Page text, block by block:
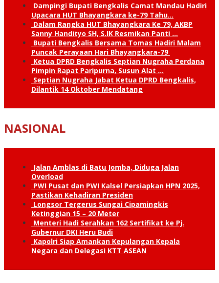
Dampingi Bupati Bengkalis Camat Mandau Hadiri
Upacara HUT Bhayangkara ke-79 Tahu…
Dalam Rangka HUT Bhayangkara Ke 79, AKBP
Sanny Handityo SH, S.IK Resmikan Panti …
Bupati Bengkalis Bersama Tomas Hadiri Malam
Puncak Perayaan Hari Bhayangkara-79
Ketua DPRD Bengkalis Septian Nugraha Perdana
Pimpin Rapat Paripurna, Susun Alat …
Septian Nugraha Jabat Ketua DPRD Bengkalis,
Dilantik 14 Oktober Mendatang
NASIONAL
Jalan Amblas di Batu Jomba, Diduga Jalan
Overload
PWI Pusat dan PWI Kalsel Persiapkan HPN 2025,
Pastikan Kehadiran Presiden
Longsor Tergerus Sungai Cipamingkis
Ketinggian 15 – 20 Meter
Menteri Hadi Serahkan 162 Sertifikat ke Pj.
Gubernur DKI Heru Budi
Kapolri Siap Amankan Kepulangan Kepala
Negara dan Delegasi KTT ASEAN